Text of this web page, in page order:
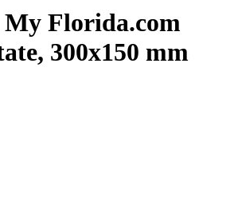
Florida.com
300x150 mm